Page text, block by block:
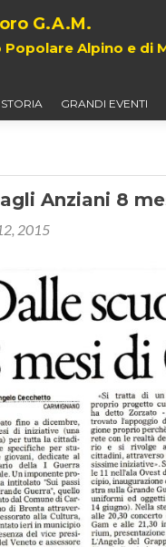
G.A.M.
Popolare Alpino e di
STORIA GRANDI EVENTI
Anziani 8
2015